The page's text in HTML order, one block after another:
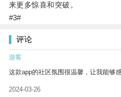
来更多惊喜和突破。
#3#
评论
游客
这款app的社区氛围很温馨，让我能够
2024-03-26